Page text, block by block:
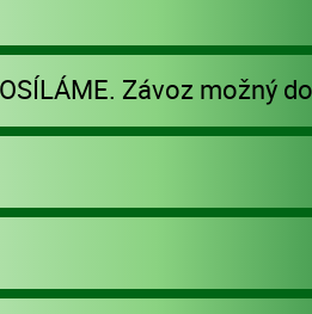
Závoz možný